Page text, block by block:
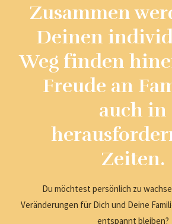
Zusammen
Deinen
Weg finden
Freude an
auch in
Zeiten.
Du möchtest persönlich zu
Veränderungen für Dich und Deine
entspannt bleiben?